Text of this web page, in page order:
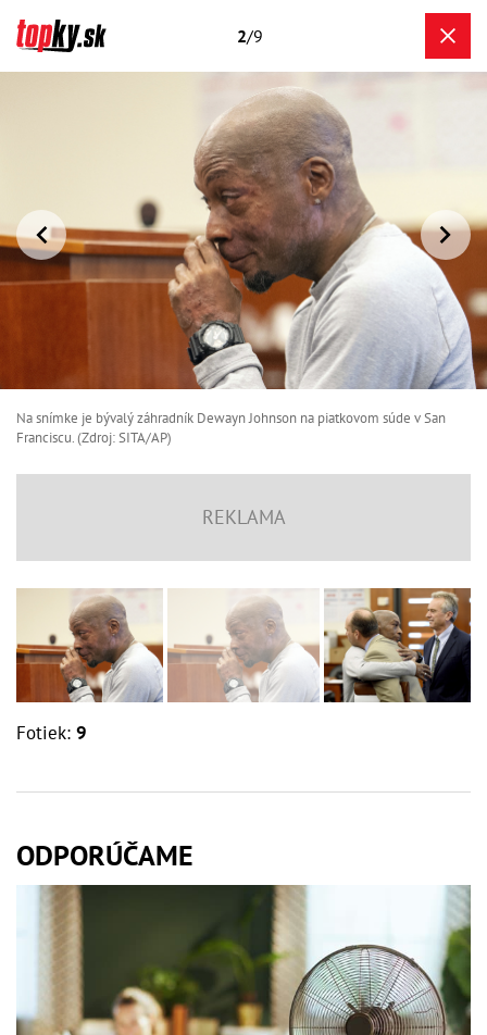
2/9
Na snímke je bývalý záhradník Dewayn Johnson na piatkovom súde v San
Franciscu. (Zdroj: SITA/AP)
Fotiek: 9
ODPORÚČAME